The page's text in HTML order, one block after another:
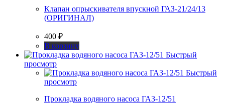
Клапан опрыскивателя впускной ГАЗ-21/24/13
(ОРИГИНАЛ)
400 ₽
В корзину
Быстрый
просмотр
Быстрый
просмотр
Прокладка водяного насоса ГАЗ-12/51